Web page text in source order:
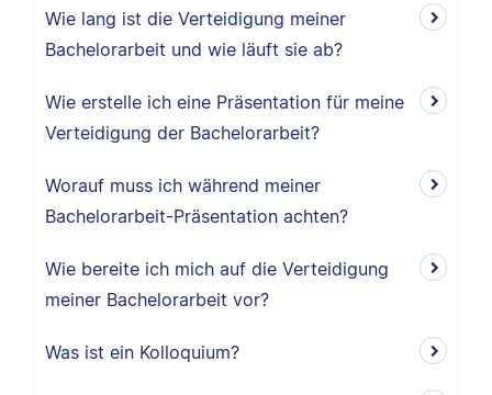
Wie lang ist die Verteidigung meiner
Bachelorarbeit und wie läuft sie ab?
Wie erstelle ich eine Präsentation für meine
Verteidigung der Bachelorarbeit?
Worauf muss ich während meiner
Bachelorarbeit-Präsentation achten?
Wie bereite ich mich auf die Verteidigung
meiner Bachelorarbeit vor?
Was ist ein Kolloquium?